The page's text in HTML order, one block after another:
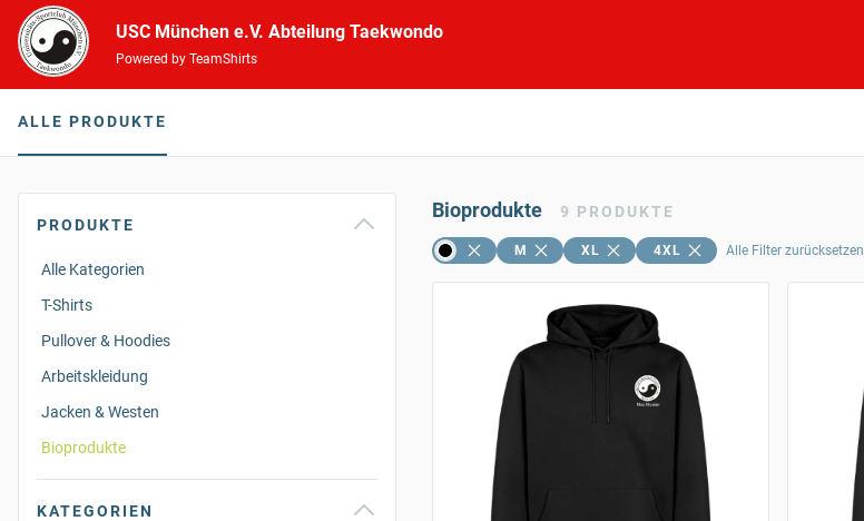
USC München e.V. Abteilung Taekwondo
Powered by TeamShirts
ALLE PRODUKTE
PRODUKTE
Alle Kategorien
T-Shirts
Pullover & Hoodies
Arbeitskleidung
Jacken & Westen
Bioprodukte
KATEGORIEN
Bioprodukte 9 PRODUKTE
M XL 4XL Alle Filter zurücksetzen